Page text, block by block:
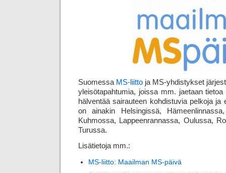
Suomessa MS-liitto ja MS-yhdistykset
yleisö­tapahtumia, joissa mm. jaetaan
hälventää sairauteen kohdistuvia pelkoja ja
on ainakin Helsingissä,
Kuhmossa, Lappeenrannassa, Oulussa,
Turussa.
Lisätietoja mm.:
MS-liitto: Maailman MS-päivä